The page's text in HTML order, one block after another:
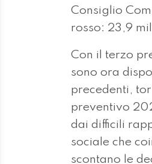
Consiglio
rosso: 23,9
Con il terzo
sono ora
precedenti,
preventivo
dai difficili
sociale che
scontano le